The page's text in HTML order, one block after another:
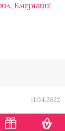
Близнаци!
11.04.2022